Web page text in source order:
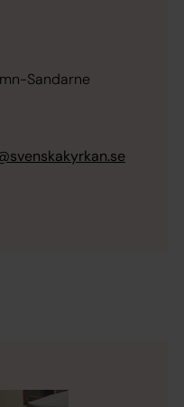
Sandarne